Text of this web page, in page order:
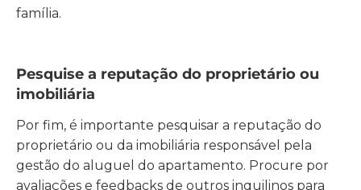
família.
Pesquise a reputação do proprietário ou
imobiliária
Por fim, é importante pesquisar a reputação do
proprietário ou da imobiliária responsável pela
gestão do aluguel do apartamento. Procure por
avaliações e feedbacks de outros inquilinos para